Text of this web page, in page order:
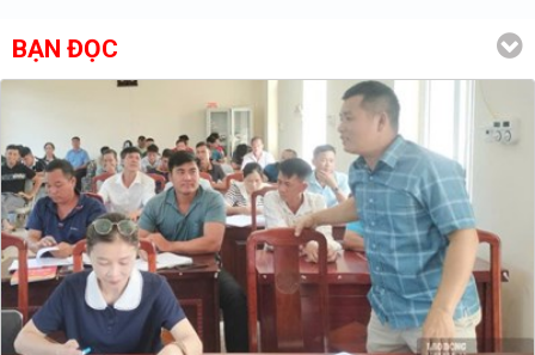
BẠN ĐỌC